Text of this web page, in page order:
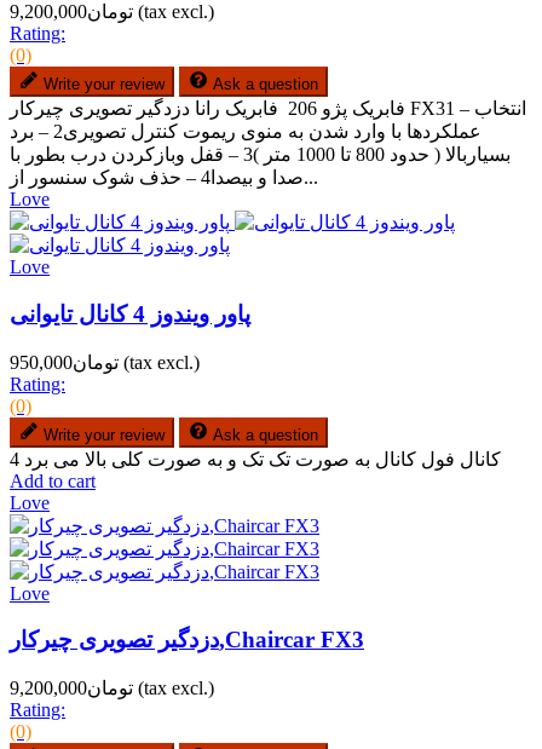
تومان9,200,000 (tax excl.)
Rating:
(0)
Write your review Ask a question
فابریک پژو 206 فابریک رانا دزدگیر تصویری چیرکار FX31 – انتخاب
عملکردها با وارد شدن به منوی ریموت کنترل تصویری2 – برد
بسیاربالا ( حدود 800 تا 1000 متر )3 – قفل وبازکردن درب بطور با
صدا و بیصدا4 – حذف شوک سنسور از...
Love
Love
پاور ویندوز 4 کانال تایوانی
تومان950,000 (tax excl.)
Rating:
(0)
Write your review Ask a question
4 کانال فول کانال به صورت تک تک و به صورت کلی بالا می برد
Add to cart
Love
Love
دزدگیر تصویری چیرکار,Chaircar FX3
تومان9,200,000 (tax excl.)
Rating:
(0)